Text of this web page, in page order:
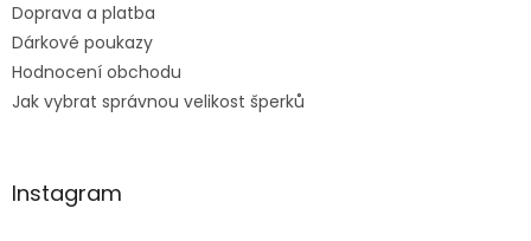
Doprava a platba
Dárkové poukazy
Hodnocení obchodu
Jak vybrat správnou velikost šperků
Instagram